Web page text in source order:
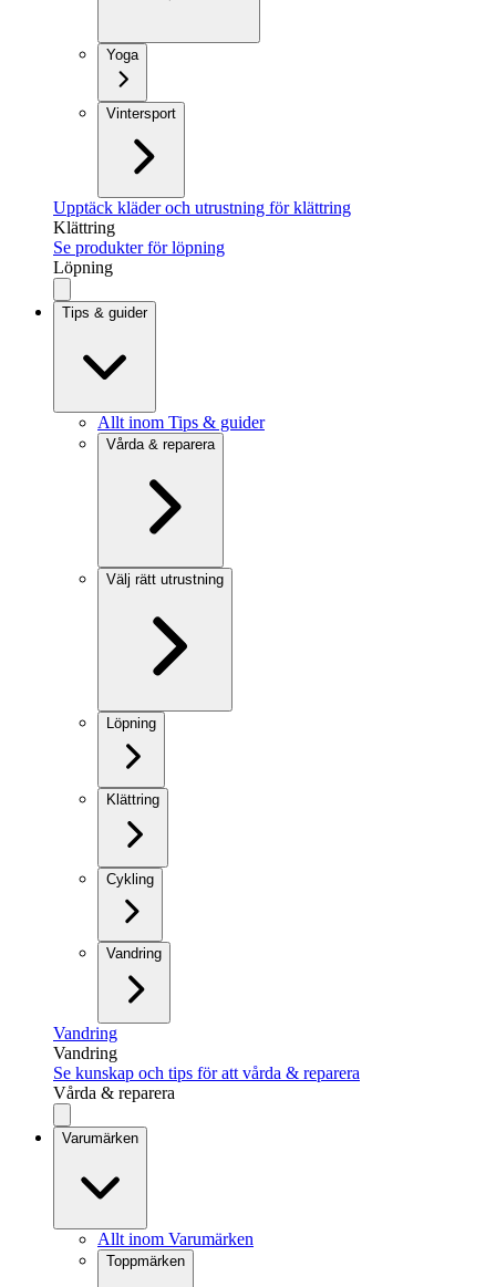
Yoga
Vintersport
Upptäck kläder och utrustning för klättring
Klättring
Se produkter för löpning
Löpning
Tips & guider
Allt inom Tips & guider
Vårda & reparera
Välj rätt utrustning
Löpning
Klättring
Cykling
Vandring
Vandring
Vandring
Se kunskap och tips för att vårda & reparera
Vårda & reparera
Varumärken
Allt inom Varumärken
Toppmärken